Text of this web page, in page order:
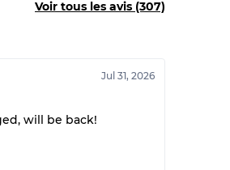
Voir tous les avis (307)
Jul 31, 2026
will be back!